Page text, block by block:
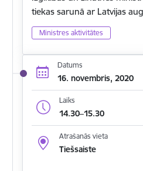
tiekas sarunā ar Latvijas
Ministres aktivitātes
Datums
16. novembris, 2020
Laiks
14.30–15.30
Atrašanās vieta
Tiešsaiste